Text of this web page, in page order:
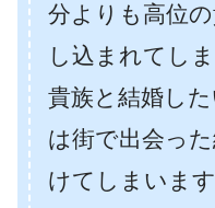
分よりも高位
し込まれてし
貴族と結婚し
は街で出会っ
けてしまいます